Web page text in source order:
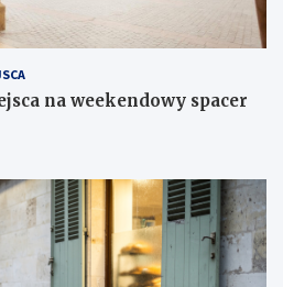
na weekendowy spacer